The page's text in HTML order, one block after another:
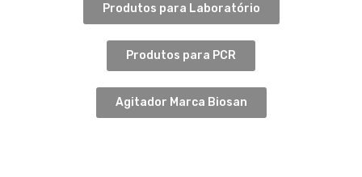
Produtos para Laboratório
Produtos para PCR
Agitador Marca Biosan